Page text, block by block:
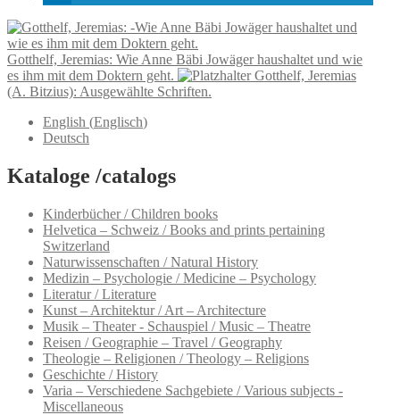
Gotthelf, Jeremias: Wie Anne Bäbi Jowäger haushaltet und wie
es ihm mit dem Doktern geht.
Gotthelf, Jeremias
(A. Bitzius): Ausgewählte Schriften.
English (Englisch)
Deutsch
Kataloge /catalogs
Kinderbücher / Children books
Helvetica – Schweiz / Books and prints pertaining
Switzerland
Naturwissenschaften / Natural History
Medizin – Psychologie / Medicine – Psychology
Literatur / Literature
Kunst – Architektur / Art – Architecture
Musik – Theater - Schauspiel / Music – Theatre
Reisen / Geographie – Travel / Geography
Theologie – Religionen / Theology – Religions
Geschichte / History
Varia – Verschiedene Sachgebiete / Various subjects -
Miscellaneous